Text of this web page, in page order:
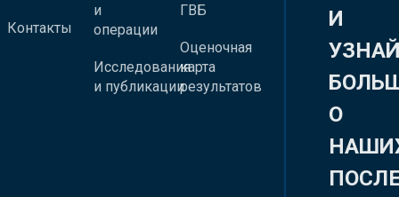
Контакты
и
операции
Исследования
и публикации
ГВБ
Оценочная
карта
результатов
И
О